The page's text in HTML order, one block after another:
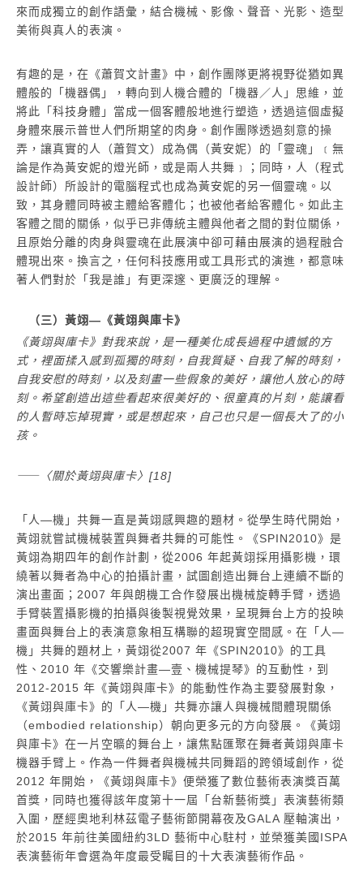
來而成獨立的創作語彙，結合機械、影像、聲音、光影、造型
美術與真人的表演。
有趣的是，在《蕭賀文計畫》中，創作團隊更將視野從猶如異
體般的「機器偶」，轉向到人機合體的「機器／人」思維，並
將此「科技身體」當成一個客體般地進行塑造，透過這個虛擬
身體來展示普世人們所期望的肉身。創作團隊透過刻意的操
弄，讓真實的人（蕭賀文）成為偶（黃安妮）的「靈魂」﹝無
論是作為黃安妮的燈光師，或是兩人共舞﹞；同時，人（程式
設計師）所設計的電腦程式也成為黃安妮的另一個靈魂。以
致，其身體同時被主體給客體化；也被他者給客體化。如此主
客體之間的關係，似乎已非傳統主體與他者之間的對位關係，
且原始分離的肉身與靈魂在此展演中卻可藉由展演的過程融合
體現出來。換言之，任何科技應用或工具形式的演進，都意味
著人們對於「我是誰」有更深邃、更廣泛的理解。
（三）黃翊―《黃翊與庫卡》
《黃翊與庫卡》對我來說，是一種美化成長過程中遺憾的方
式，裡面揉入感到孤獨的時刻，自我質疑、自我了解的時刻，
自我安慰的時刻，以及刻畫一些假象的美好，讓他人放心的時
刻。希望創造出這些看起來很美好的、很童真的片刻，能讓看
的人暫時忘掉現實，或是想起來，自己也只是一個長大了的小
孩。
⸺〈關於黃翊與庫卡〉[18]
「人―機」共舞一直是黃翊感興趣的題材。從學生時代開始，
黃翊就嘗試機械裝置與舞者共舞的可能性。《SPIN2010》是
黃翊為期四年的創作計劃，從2006 年起黃翊採用攝影機，環
繞著以舞者為中心的拍攝計畫，試圖創造出舞台上連續不斷的
演出畫面；2007 年與朗機工合作發展出機械旋轉手臂，透過
手臂裝置攝影機的拍攝與後製視覺效果，呈現舞台上方的投映
畫面與舞台上的表演意象相互構聯的超現實空間感。在「人―
機」共舞的題材上，黃翊從2007 年《SPIN2010》的工具
性、2010 年《交響樂計畫―壹、機械提琴》的互動性，到
2012-2015 年《黃翊與庫卡》的能動性作為主要發展對象，
《黃翊與庫卡》的「人―機」共舞亦讓人與機械間體現關係
（embodied relationship）朝向更多元的方向發展。《黃翊
與庫卡》在一片空曠的舞台上，讓焦點匯聚在舞者黃翊與庫卡
機器手臂上。作為一件舞者與機械共同舞蹈的跨領域創作，從
2012 年開始，《黃翊與庫卡》便榮獲了數位藝術表演獎百萬
首獎，同時也獲得該年度第十一屆「台新藝術獎」表演藝術類
入圍，歷經奧地利林茲電子藝術節開幕夜及GALA 壓軸演出，
於2015 年前往美國紐約3LD 藝術中心駐村，並榮獲美國ISPA
表演藝術年會選為年度最受矚目的十大表演藝術作品。